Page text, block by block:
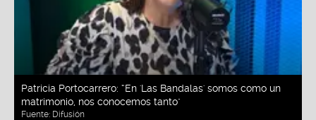
Patricia Portocarrero: “En 'Las Bandalas' somos como un
matrimonio, nos conocemos tanto"
Fuente: Difusión